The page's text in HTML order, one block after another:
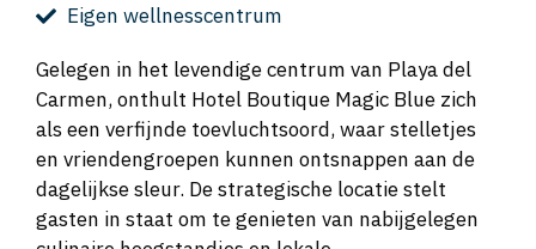
Eigen wellnesscentrum
Gelegen in het levendige centrum van Playa del
Carmen, onthult Hotel Boutique Magic Blue zich
als een verfijnde toevluchtsoord, waar stelletjes
en vriendengroepen kunnen ontsnappen aan de
dagelijkse sleur. De strategische locatie stelt
gasten in staat om te genieten van nabijgelegen